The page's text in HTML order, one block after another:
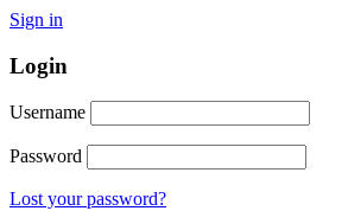
Sign in
Login
Username
Password
Lost your password?